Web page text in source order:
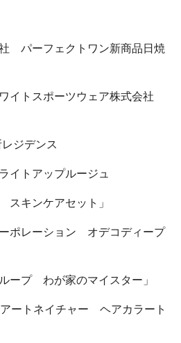
パーフェクトワン新商品日焼
イトスポーツウェア株式会社
ジデンス
イトアップルージュ
キンケアセット」
ポレーション オデコディープ
ープ わが家のマイスター」
ートネイチャー ヘアカラート